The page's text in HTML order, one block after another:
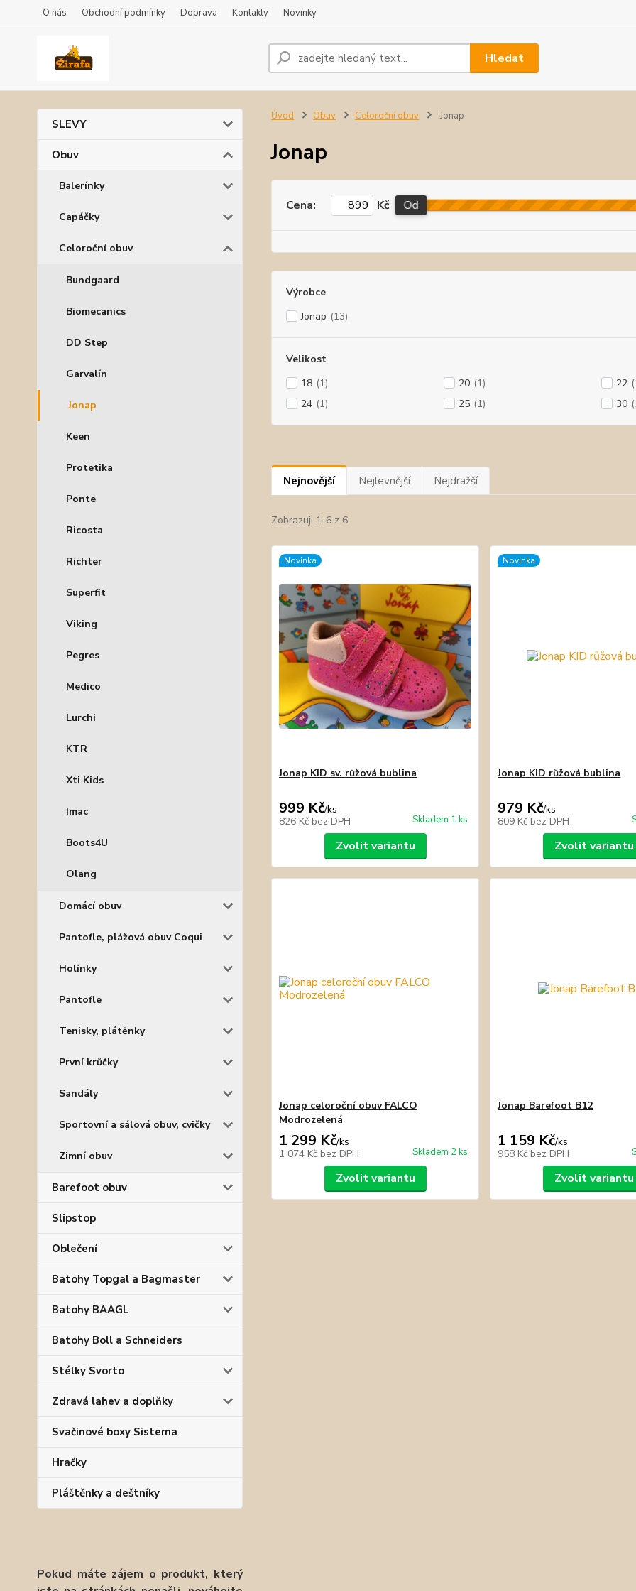
O nás Obchodní podmínky Doprava Kontakty Novinky
Hledat
SLEVY
Obuv
Balerínky
Capáčky
Celoroční obuv
Bundgaard
Biomecanics
DD Step
Garvalín
Jonap
Keen
Protetika
Ponte
Ricosta
Richter
Superfit
Viking
Pegres
Medico
Lurchi
KTR
Xti Kids
Imac
Boots4U
Olang
Domácí obuv
Pantofle, plážová obuv Coqui
Holínky
Pantofle
Tenisky, plátěnky
První krůčky
Sandály
Sportovní a sálová obuv, cvičky
Zimní obuv
Barefoot obuv
Slipstop
Oblečení
Batohy Topgal a Bagmaster
Batohy BAAGL
Batohy Boll a Schneiders
Stélky Svorto
Zdravá lahev a doplňky
Svačinové boxy Sistema
Hračky
Pláštěnky a deštníky
Pokud máte zájem o produkt, který
Úvod Obuv Celoroční obuv Jonap
Jonap
Cena: Kč Od
Výrobce
Jonap (13)
Velikost
18 (1) 20 (1) 22
24 (1) 25 (1) 30
Nejnovější Nejlevnější Nejdražší
Zobrazuji 1-6 z 6
Novinka
Jonap KID sv. růžová bublina
999 Kč/ks
826 Kč bez DPH Skladem 1 ks
Zvolit variantu
Novinka
Jonap KID růžová bublina
979 Kč/ks
809 Kč bez DPH
Zvolit variantu
Jonap celoroční obuv FALCO
Modrozelená
1 299 Kč/ks
1 074 Kč bez DPH Skladem 2 ks
Zvolit variantu
Jonap Barefoot B12
1 159 Kč/ks
958 Kč bez DPH
Zvolit variantu